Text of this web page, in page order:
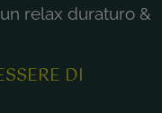
relax duraturo &
DI